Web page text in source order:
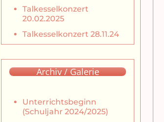
Talkesselkonzert
20.02.2025
Talkesselkonzert 28.11.24
Archiv / Galerie
Unterrichtsbeginn
(Schuljahr 2024/2025)